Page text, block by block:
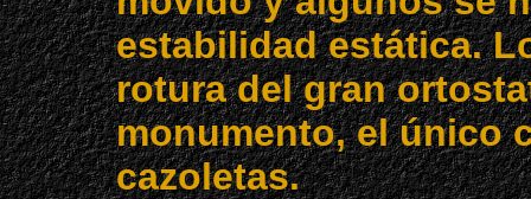
estabilidad estática.
rotura del gran
monumento, el único
cazoletas.